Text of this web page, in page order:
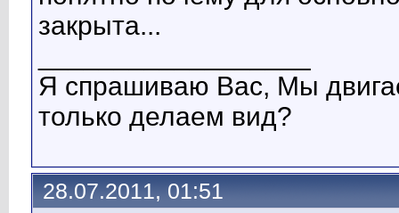
закрыта...
Я спрашиваю Вас, Мы
только делаем вид?
28.07.2011, 01:51